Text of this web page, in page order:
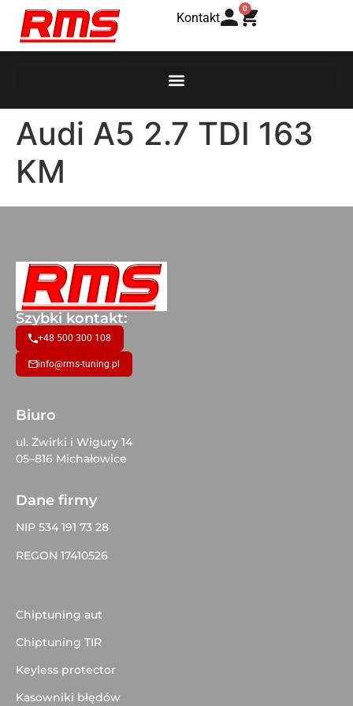
Kontakt
0
Audi A5 2.7 TDI 163
KM
Szybki kontakt:
+48 500 300 108
info@rms-tuning.pl
Biuro
ul. Żwirki i Wigury 14
05–816 Michałowice
Dane firmy
NIP 534 191 73 28
REGON 17410526
Chiptuning aut
Chiptuning TIR
Keyless protector
Kasowniki błędów